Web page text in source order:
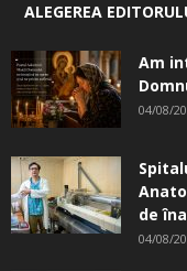
ALEGEREA
Am
04/08/
de
04/08/